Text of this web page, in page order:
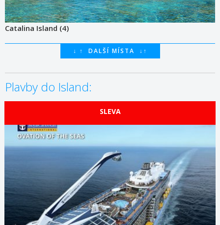
Catalina Island (4)
↓ ↑ DALŠÍ MÍSTA ↓ ↑
Plavby do Island:
SLEVA
12.10.2026 – 16.10.2026
ZOBRAZIT DETAIL
19.10.2026 – 23.10.2026
426 €/OS.
ZOBRAZIT DETAIL
26.10.2026 – 30.10.2026
426 €/OS.